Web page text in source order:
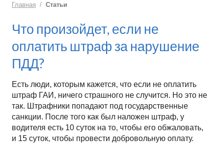
Главная Статьи
Что произойдет, если не
оплатить штраф за нарушение
ПДД?
Есть люди, которым кажется, что если не оплатить
штраф ГАИ, ничего страшного не случится. Но это не
так. Штрафники попадают под государственные
санкции. После того как был наложен штраф, у
водителя есть 10 суток на то, чтобы его обжаловать,
и 15 суток, чтобы провести добровольную оплату.